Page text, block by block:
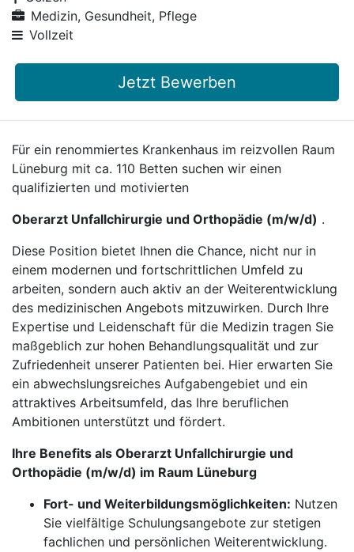
Medizin, Gesundheit, Pflege
Vollzeit
Jetzt Bewerben
Für ein renommiertes Krankenhaus im reizvollen Raum
Lüneburg mit ca. 110 Betten suchen wir einen
qualifizierten und motivierten
Oberarzt Unfallchirurgie und Orthopädie (m/w/d) .
Diese Position bietet Ihnen die Chance, nicht nur in
einem modernen und fortschrittlichen Umfeld zu
arbeiten, sondern auch aktiv an der Weiterentwicklung
des medizinischen Angebots mitzuwirken. Durch Ihre
Expertise und Leidenschaft für die Medizin tragen Sie
maßgeblich zur hohen Behandlungsqualität und zur
Zufriedenheit unserer Patienten bei. Hier erwarten Sie
ein abwechslungsreiches Aufgabengebiet und ein
attraktives Arbeitsumfeld, das Ihre beruflichen
Ambitionen unterstützt und fördert.
Ihre Benefits als Oberarzt Unfallchirurgie und
Orthopädie (m/w/d) im Raum Lüneburg
Fort- und Weiterbildungsmöglichkeiten: Nutzen
Sie vielfältige Schulungsangebote zur stetigen
fachlichen und persönlichen Weiterentwicklung.